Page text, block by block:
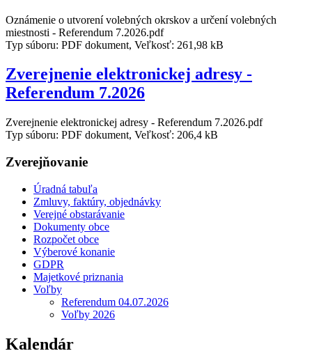
Oznámenie o utvorení volebných okrskov a určení volebných
miestnosti - Referendum 7.2026.pdf
Typ súboru: PDF dokument, Veľkosť: 261,98 kB
Zverejnenie elektronickej adresy -
Referendum 7.2026
Zverejnenie elektronickej adresy - Referendum 7.2026.pdf
Typ súboru: PDF dokument, Veľkosť: 206,4 kB
Zverejňovanie
Úradná tabuľa
Zmluvy, faktúry, objednávky
Verejné obstarávanie
Dokumenty obce
Rozpočet obce
Výberové konanie
GDPR
Majetkové priznania
Voľby
Referendum 04.07.2026
Voľby 2026
Kalendár